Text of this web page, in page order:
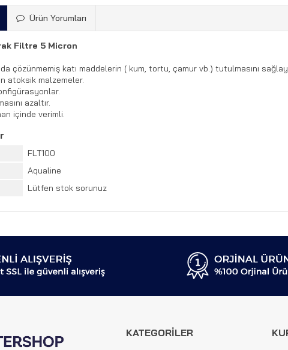
Ürün Yorumları
Filtre 5 Micron
çözünmemiş katı maddelerin ( kum, tortu, çamur vb.) tutulmasını
atoksik malzemeler.
azaltır.
içinde verimli.
FLT100
Aqualine
Lütfen stok sorunuz
KATEGORİLER